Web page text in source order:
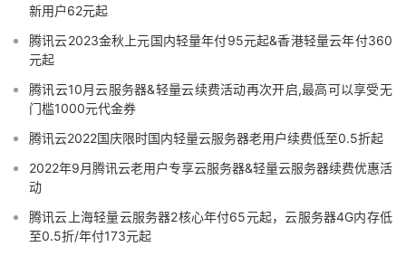
新用户62元起
腾讯云2023金秋上元国内轻量年付95元起&香港轻量云年付360
元起
腾讯云10月云服务器&轻量云续费活动再次开启,最高可以享受无
门槛1000元代金券
腾讯云2022国庆限时国内轻量云服务器老用户续费低至0.5折起
2022年9月腾讯云老用户专享云服务器&轻量云服务器续费优惠活
动
腾讯云上海轻量云服务器2核心年付65元起，云服务器4G内存低
至0.5折/年付173元起